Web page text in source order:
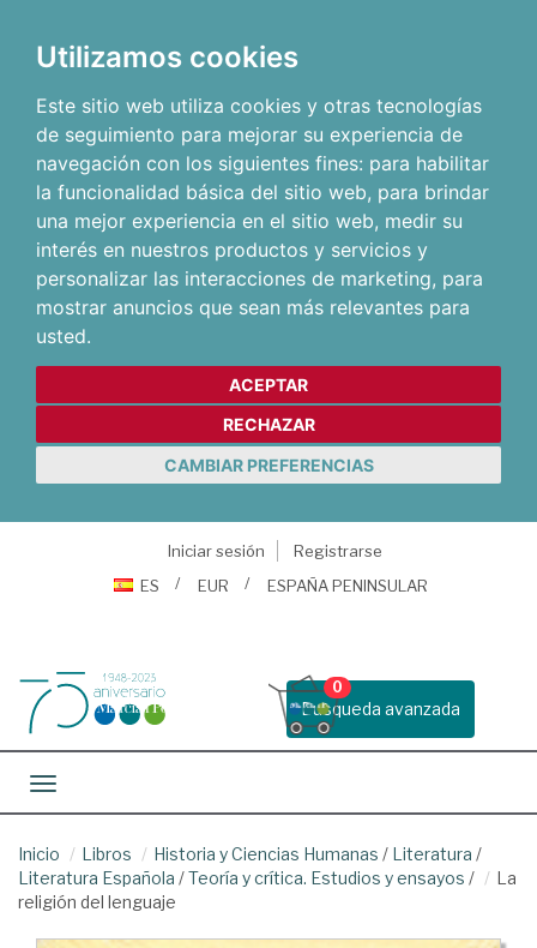
Utilizamos cookies
Este sitio web utiliza cookies y otras tecnologías
de seguimiento para mejorar su experiencia de
navegación con los siguientes fines: para habilitar
la funcionalidad básica del sitio web, para brindar
una mejor experiencia en el sitio web, medir su
interés en nuestros productos y servicios y
personalizar las interacciones de marketing, para
mostrar anuncios que sean más relevantes para
usted.
ACEPTAR
RECHAZAR
CAMBIAR PREFERENCIAS
Iniciar sesión
Registrarse
ES
EUR ESPAÑA PENINSULAR
Busqueda avanzada
0
Toggle navigation
Inicio Libros Historia y Ciencias Humanas / Literatura /
Literatura Española /Teoría y crítica. Estudios y ensayos /
La
religión del lenguaje